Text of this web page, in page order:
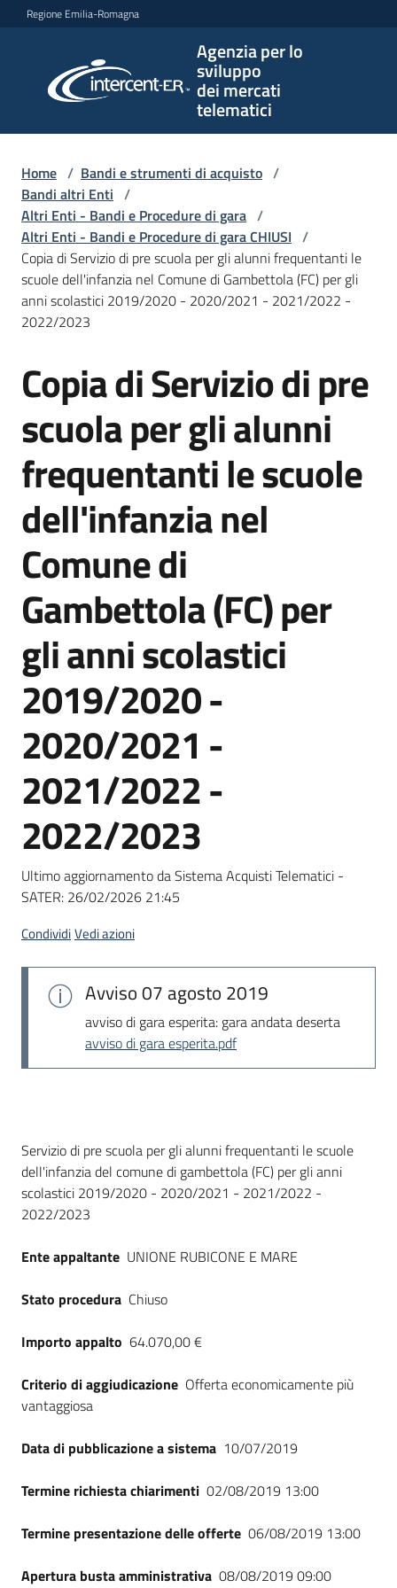
Vai al contenuto
Vai alla navigazione
Vai al footer
Regione Emilia-Romagna
Agenzia per lo
sviluppo
dei mercati
telematici
per lo
sviluppo
telematici
L'Agenzia
Bandi
strumenti
di
acquisto
Supporto
Piattaforme
telematiche
English
site
Seguici
su
Home / Bandi e strumenti di acquisto /
Bandi altri Enti /
Altri Enti - Bandi e Procedure di gara /
Altri Enti - Bandi e Procedure di gara CHIUSI /
Copia di Servizio di pre scuola per gli alunni frequentanti le
scuole dell'infanzia nel Comune di Gambettola (FC) per gli
anni scolastici 2019/2020 - 2020/2021 - 2021/2022 -
2022/2023
Salta al contenuto
Copia di Servizio di pre
scuola per gli alunni
frequentanti le scuole
dell'infanzia nel
Comune di
Gambettola (FC) per
gli anni scolastici
2019/2020 -
2020/2021 -
2021/2022 -
2022/2023
Ultimo aggiornamento da Sistema Acquisti Telematici -
SATER: 26/02/2026 21:45
CondividiVedi azioni
Avviso07 agosto 2019
avviso di gara esperita: gara andata deserta
avviso di gara esperita.pdf
Dati del bando
Servizio di pre scuola per gli alunni frequentanti le scuole
dell'infanzia del comune di gambettola (FC) per gli anni
scolastici 2019/2020 - 2020/2021 - 2021/2022 -
2022/2023
Ente appaltante UNIONE RUBICONE E MARE
Stato procedura Chiuso
Importo appalto 64.070,00 €
Criterio di aggiudicazione Offerta economicamente più
vantaggiosa
Data di pubblicazione a sistema 10/07/2019
Termine richiesta chiarimenti 02/08/2019 13:00
Termine presentazione delle offerte 06/08/2019 13:00
Apertura busta amministrativa 08/08/2019 09:00